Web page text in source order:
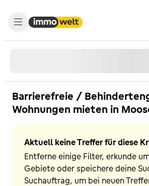
Barrierefreie /
Wohnungen mieten in
Aktuell keine Treffer für diese
Entferne einige Filter, erkunde
Gebiete oder speichere deine
Suchauftrag, um bei neuen